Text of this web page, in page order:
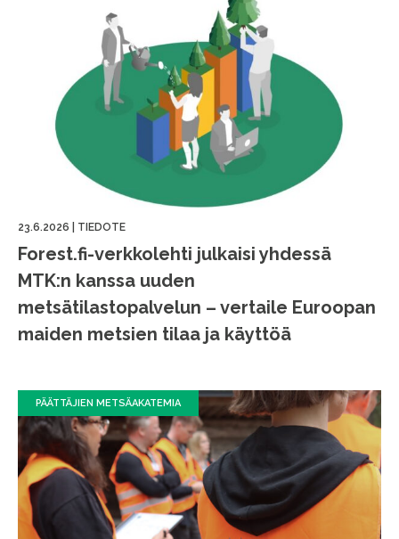
23.6.2026 TIEDOTE
Forest.fi-verkkolehti julkaisi yhdessä
MTK:n kanssa uuden
metsätilastopalvelun – vertaile Euroopan
maiden metsien tilaa ja käyttöä
PÄÄTTÄJIEN METSÄAKATEMIA